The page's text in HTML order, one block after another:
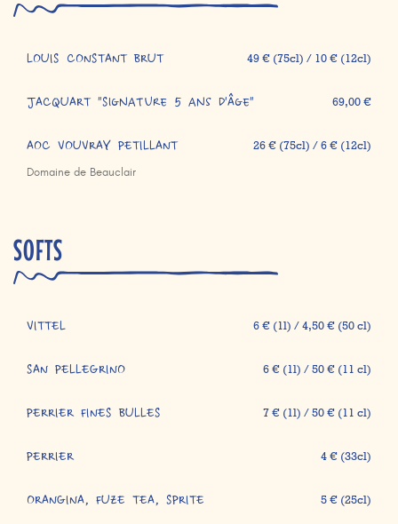
LOUIS CONSTANT BRUT 49 € (75cl) / 10 € (12cl)
JACQUART "Signature 5 ans d'Âge" 69,00 €
AOC VOUVRAY PETILLANT
Domaine de Beauclair
26 € (75cl) / 6 € (12cl)
SOFTS
VITTEL 6 € (1l) / 4,50 € (50 cl)
SAN PELLEGRINO 6 € (1l) / 50 € (11 cl)
PERRIER FINES BULLES 7 € (1l) / 50 € (11 cl)
PERRIER 4 € (33cl)
ORANGINA, FUZE TEA, SPRITE 5 € (25cl)